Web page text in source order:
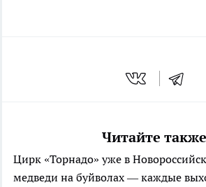
Читайте
Цирк «Торнадо» уже в
медведи на буйволах — каждые